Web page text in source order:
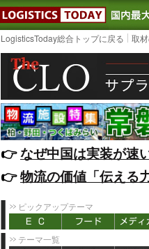
LogisticsToday総合トップに戻る 取
👉️なぜ中国は実装が速
👉️物流の価値「伝える
ピックアップテーマ
テーマ一覧